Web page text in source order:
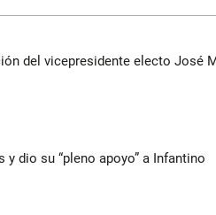
del vicepresidente electo José
dio su “pleno apoyo” a Infantino